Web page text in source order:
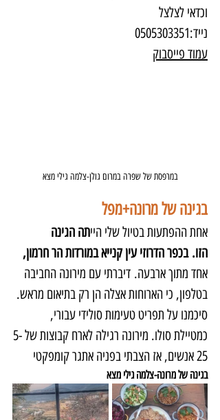
וכדאי לצלצל
נייד:0505303351
עמוד פייסבוק
במרפסת של שפרה במרום גולן-צלמה גילי מצא
בגינה של מרונה+מפל
אחת ההפתעות בטיול שלי הייתה הגינה
הזו. בכפר הדרוזי עין קנייא במורדות הר חרמון,
אחד מתוך ארבעה. דיברתי עם מירונה החביבה
בטלפון, כי הארוחות אצלה הן רק בתיאום מראש.
סיכמנו על תפריט טעימות סולידי עבורי,
כמטיילת סולו. מירונה רגילה לארח קבוצות של 5-
25 אנשים, אז הצבתי בפניה אתגר קומפקטי
בגינה של מרונה-צלמה גילי מצא